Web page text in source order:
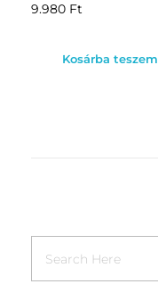
9.980 Ft
Kosárba teszem